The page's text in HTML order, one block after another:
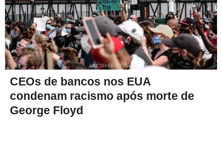
CEOs de bancos nos EUA
condenam racismo após morte de
George Floyd